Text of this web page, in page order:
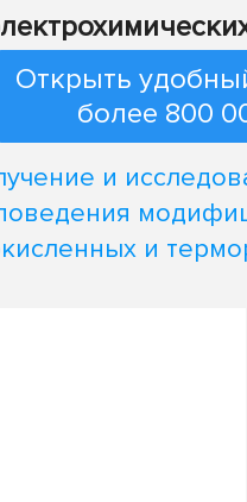
Открыть
более 800
и
и